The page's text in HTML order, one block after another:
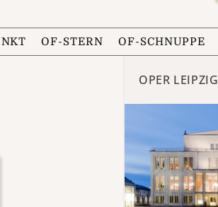
OF-STERN OF-SCHNUPPE
OPER LEIPZIG